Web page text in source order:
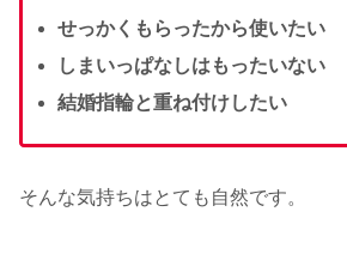
せっかくもらったから使いたい
しまいっぱなしはもったいない
結婚指輪と重ね付けしたい
そんな気持ちはとても自然です。